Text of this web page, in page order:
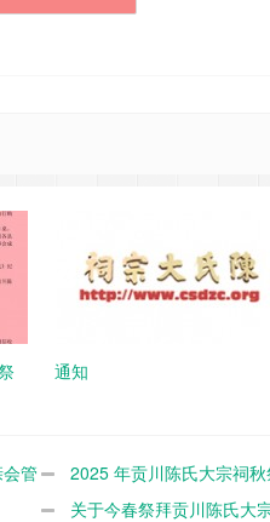
通知
管
2025 年贡川陈氏大宗祠
关于今春祭拜贡川陈氏大